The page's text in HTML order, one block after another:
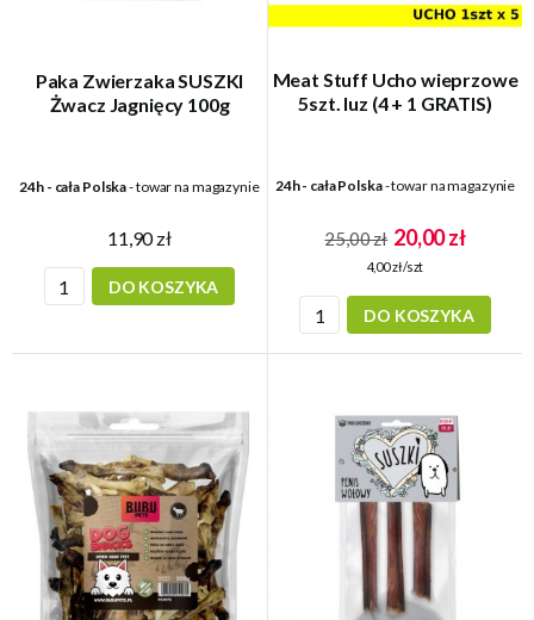
Paka Zwierzaka SUSZKI
Żwacz Jagnięcy 100g
24h - cała Polska- towar na magazynie
11,90 zł
DO KOSZYKA
Meat Stuff Ucho wieprzowe
5szt. luz (4 + 1 GRATIS)
24h - cała Polska- towar na magazynie
25,00 zł 20,00 zł
4,00 zł/szt
DO KOSZYKA